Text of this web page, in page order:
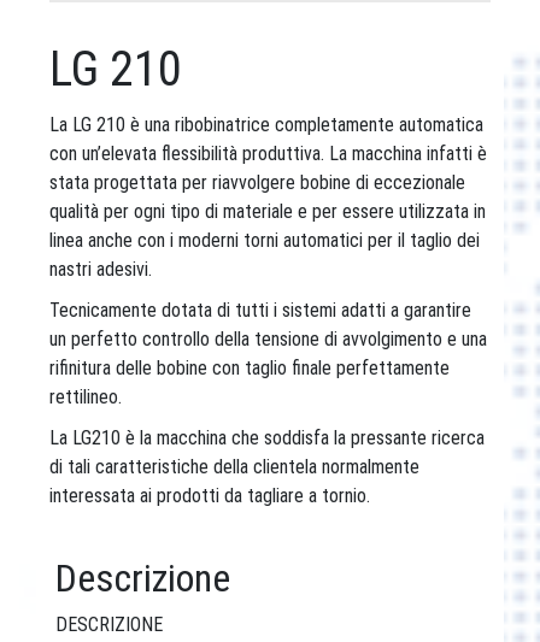
LG 210
La LG 210 è una ribobinatrice completamente automatica
con un’elevata flessibilità produttiva. La macchina infatti è
stata progettata per riavvolgere bobine di eccezionale
qualità per ogni tipo di materiale e per essere utilizzata in
linea anche con i moderni torni automatici per il taglio dei
nastri adesivi.
Tecnicamente dotata di tutti i sistemi adatti a garantire
un perfetto controllo della tensione di avvolgimento e una
rifinitura delle bobine con taglio finale perfettamente
rettilineo.
La LG210 è la macchina che soddisfa la pressante ricerca
di tali caratteristiche della clientela normalmente
interessata ai prodotti da tagliare a tornio.
Descrizione
DESCRIZIONE